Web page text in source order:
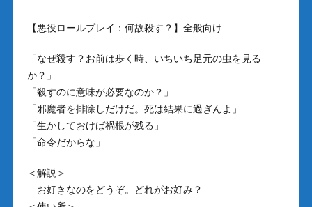
【悪役ロールプレイ：何故殺す？】全般向け
「なぜ殺す？お前は歩く時、いちいち足元の虫を見る
か？」
「殺すのに意味が必要なのか？」
「邪魔者を排除しだけだ。死は結果に過ぎんよ」
「生かしておけば禍根が残る」
「命令だからな」
＜解説＞
お好きなのをどうぞ。どれがお好み？